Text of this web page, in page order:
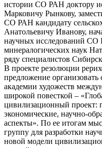
истории СО РАН доктору
Марковичу Рынкову,
СО РАН кандидату
Анатольевичу Иванову,
научных исследований СО
минералогических наук
ряду специалистов
В проекте резолюции
предложение
академии художеств
широкой повесткой –
цивилизационный проект:
экономические, научно-
аспекты». По ее итогам
группу для разработки
новой модели